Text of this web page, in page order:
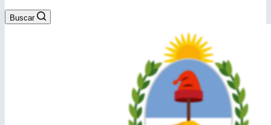
Buscar